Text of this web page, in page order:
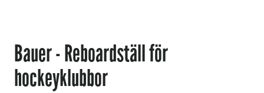
Bauer - Reboardställ för
hockeyklubbor